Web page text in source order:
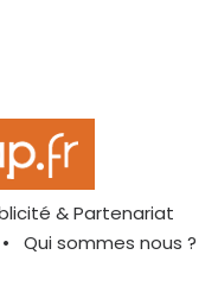
& Partenariat
Qui sommes nous ?